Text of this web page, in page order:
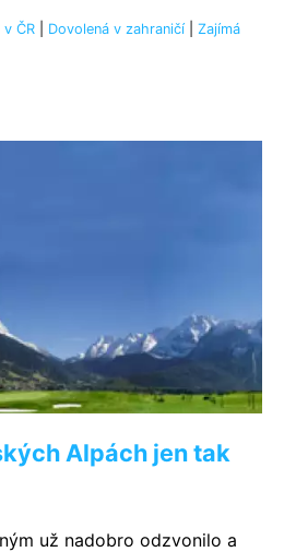
v ČR Dovolená v zahraničí
Zajímá
Alpách jen tak
už nadobro odzvonilo a